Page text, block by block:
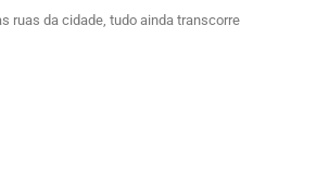
ruas da cidade, tudo ainda transcorre